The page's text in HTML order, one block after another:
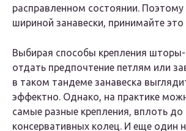
расправленном состоянии. Поэтому
шириной занавески, принимайте это
Выбирая способы крепления
отдать предпочтение петлям или
в таком тандеме занавеска
эффектно. Однако, на практике
самые разные крепления, вплоть до
консервативных колец. И еще один